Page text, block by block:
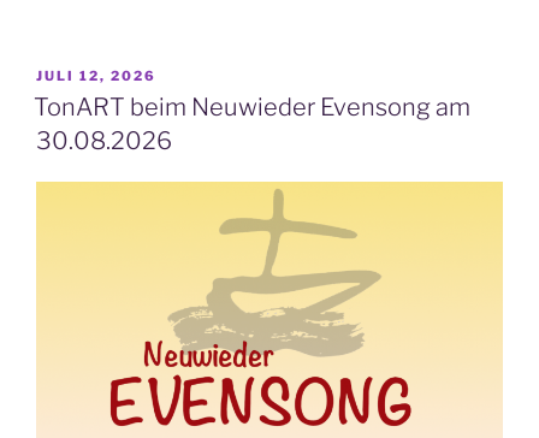
VERÖFFENTLICHT
AM
JULI 12, 2026
TonART beim Neuwieder Evensong am
30.08.2026